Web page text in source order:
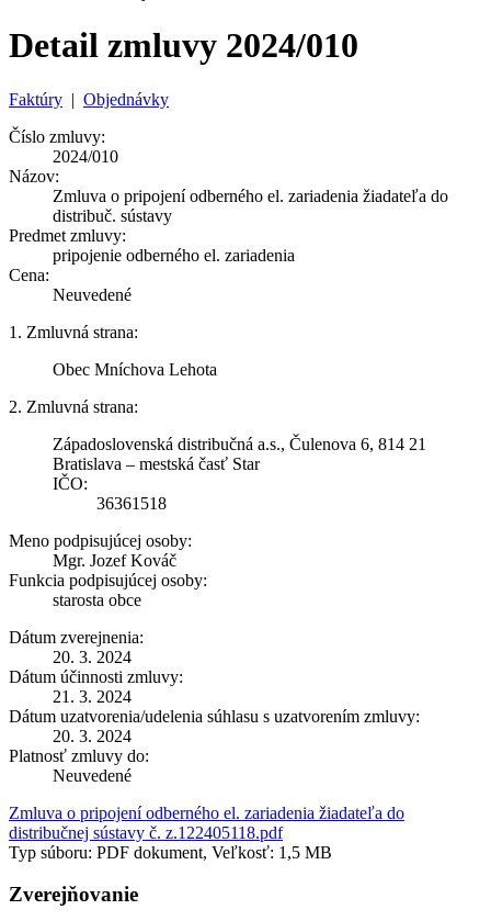
Detail zmluvy 2024/010
Faktúry | Objednávky
Číslo zmluvy:
2024/010
Názov:
Zmluva o pripojení odberného el. zariadenia žiadateľa do
distribuč. sústavy
Predmet zmluvy:
pripojenie odberného el. zariadenia
Cena:
Neuvedené
1. Zmluvná strana:
Obec Mníchova Lehota
2. Zmluvná strana:
Západoslovenská distribučná a.s., Čulenova 6, 814 21
Bratislava – mestská časť Star
IČO:
36361518
Meno podpisujúcej osoby:
Mgr. Jozef Kováč
Funkcia podpisujúcej osoby:
starosta obce
Dátum zverejnenia:
20. 3. 2024
Dátum účinnosti zmluvy:
21. 3. 2024
Dátum uzatvorenia/udelenia súhlasu s uzatvorením zmluvy:
20. 3. 2024
Platnosť zmluvy do:
Neuvedené
Zmluva o pripojení odberného el. zariadenia žiadateľa do
distribučnej sústavy č. z.122405118.pdf
Typ súboru: PDF dokument, Veľkosť: 1,5 MB
Zverejňovanie